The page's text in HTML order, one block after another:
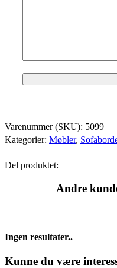
Varenummer (SKU): 5099
Kategorier: Møbler,
Del produktet:
Andre
Ingen resultater..
Kunne du være